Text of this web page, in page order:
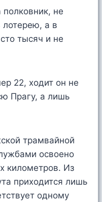
не
лотерею, а в
тысяч и не
22, ходит он не
Прагу, а лишь
трамвайной
освоено
километров. Из
приходится лишь
одному